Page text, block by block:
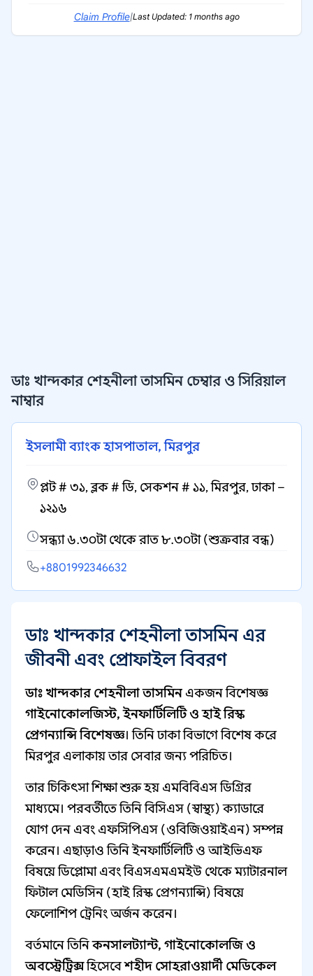
Claim Profile|Last Updated: 1 months ago
ডাঃ খান্দকার শেহনীলা তাসমিন চেম্বার ও সিরিয়াল
নাম্বার
ইসলামী ব্যাংক হাসপাতাল, মিরপুর
প্লট # ৩১, ব্লক # ডি, সেকশন # ১১, মিরপুর, ঢাকা –
১২১৬
সন্ধ্যা ৬.৩০টা থেকে রাত ৮.৩০টা (শুক্রবার বন্ধ)
+8801992346632
ডাঃ খান্দকার শেহনীলা তাসমিন এর
জীবনী এবং প্রোফাইল বিবরণ
ডাঃ খান্দকার শেহনীলা তাসমিন একজন বিশেষজ্ঞ
গাইনোকোলজিস্ট, ইনফার্টিলিটি ও হাই রিস্ক
প্রেগন্যান্সি বিশেষজ্ঞ। তিনি ঢাকা বিভাগে বিশেষ করে
মিরপুর এলাকায় তার সেবার জন্য পরিচিত।
তার চিকিৎসা শিক্ষা শুরু হয় এমবিবিএস ডিগ্রির
মাধ্যমে। পরবর্তীতে তিনি বিসিএস (স্বাস্থ্য) ক্যাডারে
যোগ দেন এবং এফসিপিএস (ওবিজিওয়াইএন) সম্পন্ন
করেন। এছাড়াও তিনি ইনফার্টিলিটি ও আইভিএফ
বিষয়ে ডিপ্লোমা এবং বিএসএমএমইউ থেকে ম্যাটারনাল
ফিটাল মেডিসিন (হাই রিস্ক প্রেগন্যান্সি) বিষয়ে
ফেলোশিপ ট্রেনিং অর্জন করেন।
বর্তমানে তিনিকনসালট্যান্ট, গাইনোকোলজি ও
অবস্ট্রেট্রিক্সহিসেবেশহীদ সোহরাওয়ার্দী মেডিকেল